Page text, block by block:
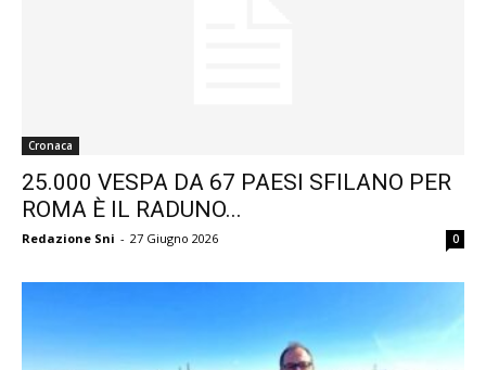
Cronaca
25.000 VESPA DA 67 PAESI SFILANO PER
ROMA È IL RADUNO...
Redazione Sni - 27 Giugno 2026 0